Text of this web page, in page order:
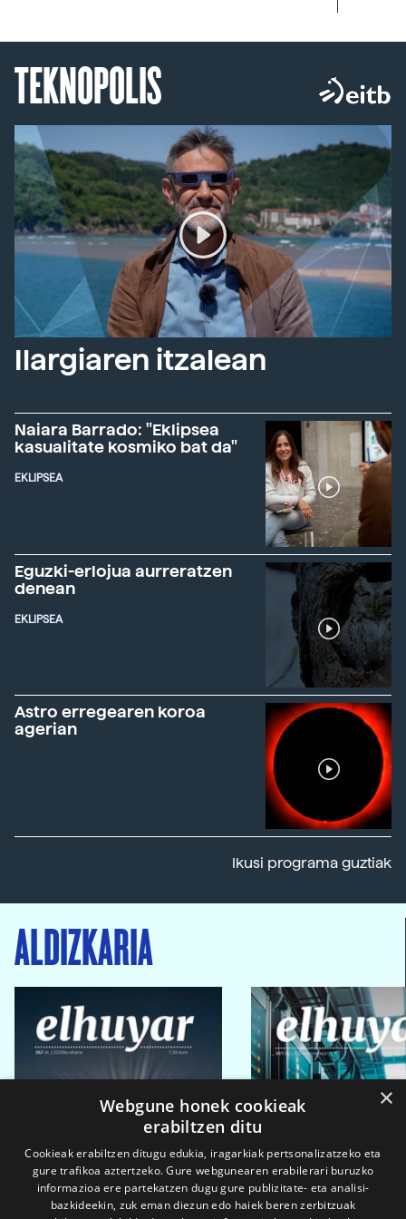
TEKNOPOLIS
Ilargiaren itzalean
Naiara Barrado: "Eklipsea
kasualitate kosmiko bat da"
EKLIPSEA
Eguzki-erlojua aurreratzen
denean
EKLIPSEA
Astro erregearen koroa
agerian
Ikusi programa guztiak
ALDIZKARIA
×
Webgune honek cookieak
erabiltzen ditu
Cookieak erabiltzen ditugu edukia, iragarkiak pertsonalizatzeko eta
gure trafikoa aztertzeko. Gure webgunearen erabilerari buruzko
informazioa ere partekatzen dugu gure publizitate- eta analisi-
bazkideekin, zuk eman diezun edo haiek beren zerbitzuak